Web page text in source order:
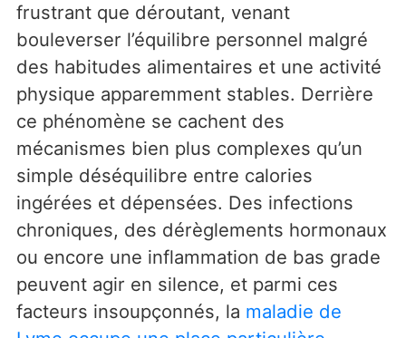
frustrant que déroutant, venant
bouleverser l’équilibre personnel malgré
des habitudes alimentaires et une activité
physique apparemment stables. Derrière
ce phénomène se cachent des
mécanismes bien plus complexes qu’un
simple déséquilibre entre calories
ingérées et dépensées. Des infections
chroniques, des dérèglements hormonaux
ou encore une inflammation de bas grade
peuvent agir en silence, et parmi ces
facteurs insoupçonnés, la maladie de